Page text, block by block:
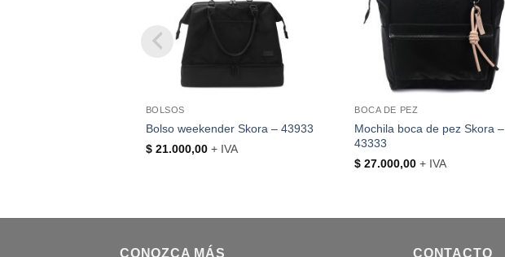
BOLSOS
Bolso weekender Skora – 43933
$21.000,00+ IVA
BOCA DE PEZ
Mochila boca de pez Skora –
43333
$ 27.000,00 + IVA
CONOZCA MÁS CONTACTO